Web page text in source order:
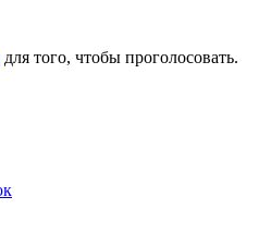
для того, чтобы проголосовать.